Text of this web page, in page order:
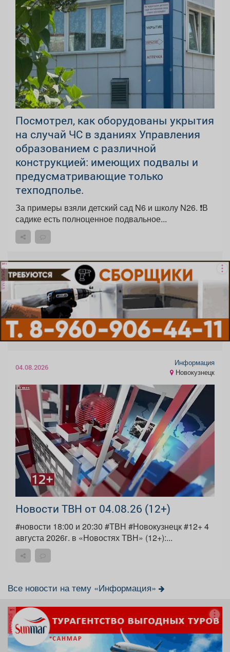
Посмотрел, как оборудованы укрытия
на случай ЧС в зданиях Управления
образованием с различной
конструкцией: имеющих подвалы и
предусматривающие только
техподполье.
За примеры взяли детский сад N6 и школу N26. ❗️В
садике есть полноценное подвальное...
реклама
04.08.2026
Информация
Новокузнецк
Новости ТВН от 04.08.26 (12+)
#новости 18:00 и 20:30 #ТВН #Новокузнецк #12+ 4
августа 2026г. в «Новостях ТВН» (12+):...
Все новости на тему «Информация»
реклама